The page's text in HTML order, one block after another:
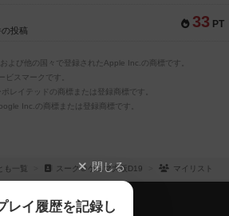
33 PT
の投稿
よび他の国々で登録されたApple Inc.の商標です。
スマークです。
レイテッドの商標または登録商標です。
Inc.の商標または登録商標です。
も一覧 スーク＠ゲムマ大阪D19 マイリスト
閉じる
レイ履歴を記録し